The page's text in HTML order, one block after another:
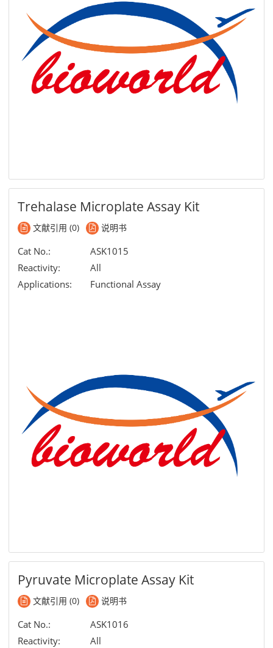
Trehalase Microplate Assay Kit
文献引用 (0) 说明书
Cat No.:
ASK1015
Reactivity:
All
Applications:
Functional Assay
Pyruvate Microplate Assay Kit
文献引用 (0) 说明书
Cat No.:
ASK1016
Reactivity:
All